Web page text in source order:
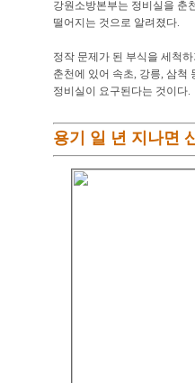
강원소방본부는 정비실을 춘
떨어지는 것으로 알려졌다.
정작 문제가 된 부식을 세척
춘천에 있어 속초, 강릉, 삼척
정비실이 요구된다는 것이다.
용기 일 년 지나면